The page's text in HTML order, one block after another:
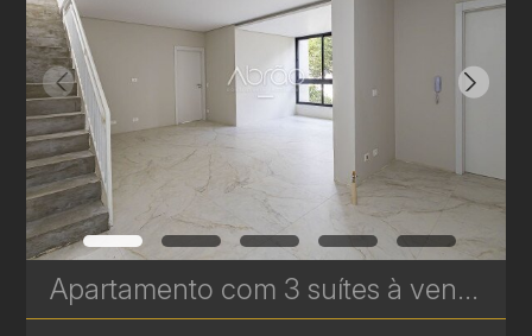
Apartamento com 3 suítes à venda no Edifício Casamia - 139,02 m² | Ref. 1771